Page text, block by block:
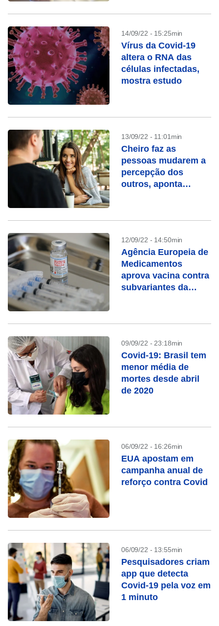
14/09/22 - 15:25min
Vírus da Covid-19
altera o RNA das
células infectadas,
mostra estudo
13/09/22 - 11:01min
Cheiro faz as
pessoas mudarem a
percepção dos
outros, aponta
12/09/22 - 14:50min
Agência Europeia de
Medicamentos
aprova vacina contra
subvariantes da
09/09/22 - 23:18min
Covid-19: Brasil tem
menor média de
mortes desde abril
de 2020
06/09/22 - 16:26min
EUA apostam em
campanha anual de
reforço contra Covid
06/09/22 - 13:55min
Pesquisadores criam
app que detecta
Covid-19 pela voz em
1 minuto